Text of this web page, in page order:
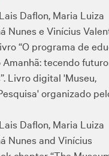
Daflon, Maria Luiza
Nunes e Vinícius
“O programa de
tecendo
Livro digital 'Museu,
organizado
Daflon, Maria Luiza
Nunes and Vinícius